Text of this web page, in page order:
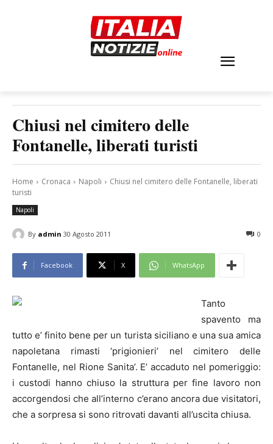
Chiusi nel cimitero delle
Fontanelle, liberati turisti
Home Cronaca Napoli
Chiusi nel cimitero delle Fontanelle, liberati
turisti
Napoli
By admin 30 Agosto 2011 0
Facebook X WhatsApp
Tanto
spavento ma
tutto e’ finito bene per un turista siciliano e una sua amica
napoletana rimasti ‘prigionieri’ nel cimitero delle
Fontanelle, nel Rione Sanita’. E’ accaduto nel pomeriggio:
i custodi hanno chiuso la struttura per fine lavoro non
accorgendosi che all’interno c’erano ancora due visitatori,
che a sorpresa si sono ritrovati davanti all’uscita chiusa.